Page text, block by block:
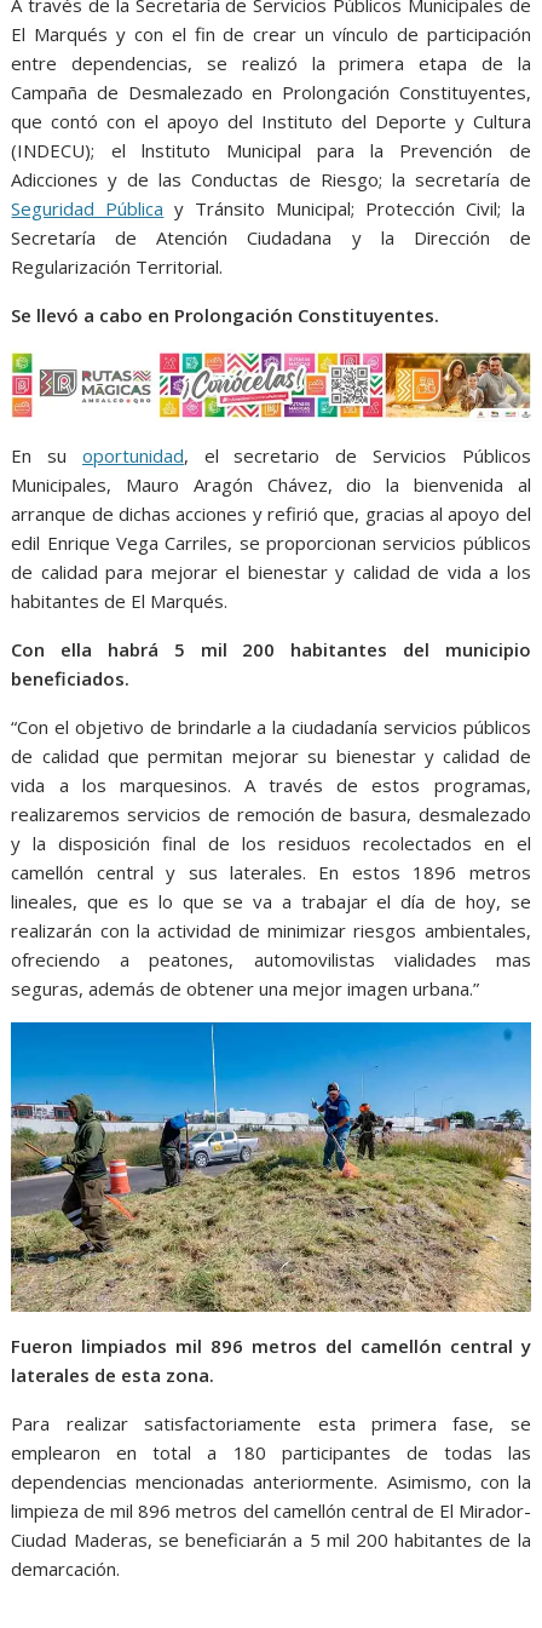
o
k
p
p
g
er
m
El Marqués y con el fin de crear un vínculo de participación
entre dependencias, se realizó la primera etapa de la
Campaña de Desmalezado en Prolongación Constituyentes,
que contó con el apoyo del Instituto del Deporte y Cultura
(INDECU); el lnstituto Municipal para la Prevención de
Adicciones y de las Conductas de Riesgo; la secretaría de
Seguridad Pública y Tránsito Municipal; Protección Civil; la
Secretaría de Atención Ciudadana y la Dirección de
Regularización Territorial.
Se llevó a cabo en Prolongación Constituyentes.
En su oportunidad, el secretario de Servicios Públicos
Municipales, Mauro Aragón Chávez, dio la bienvenida al
arranque de dichas acciones y refirió que, gracias al apoyo del
edil Enrique Vega Carriles, se proporcionan servicios públicos
de calidad para mejorar el bienestar y calidad de vida a los
habitantes de El Marqués.
Con ella habrá 5 mil 200 habitantes del municipio
beneficiados.
“Con el objetivo de brindarle a la ciudadanía servicios públicos
de calidad que permitan mejorar su bienestar y calidad de
vida a los marquesinos. A través de estos programas,
realizaremos servicios de remoción de basura, desmalezado
y la disposición final de los residuos recolectados en el
camellón central y sus laterales. En estos 1896 metros
lineales, que es lo que se va a trabajar el día de hoy, se
realizarán con la actividad de minimizar riesgos ambientales,
ofreciendo a peatones, automovilistas vialidades mas
seguras, además de obtener una mejor imagen urbana.”
Fueron limpiados mil 896 metros del camellón central y
laterales de esta zona.
Para realizar satisfactoriamente esta primera fase, se
emplearon en total a 180 participantes de todas las
dependencias mencionadas anteriormente. Asimismo, con la
limpieza de mil 896 metros del camellón central de El Mirador-
Ciudad Maderas, se beneficiarán a 5 mil 200 habitantes de la
demarcación.